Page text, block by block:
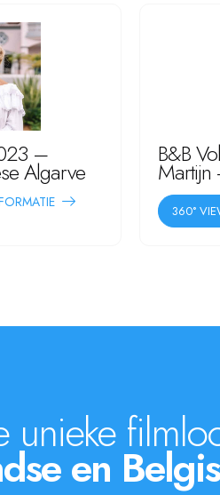
–
Algarve
B&B
Martijn
360°
unieke
en